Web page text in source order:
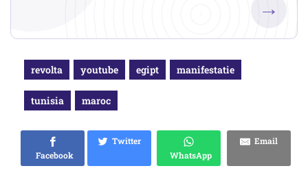
→
revolta youtube egipt manifestatie
tunisia maroc
Facebook
Twitter
WhatsApp
Email